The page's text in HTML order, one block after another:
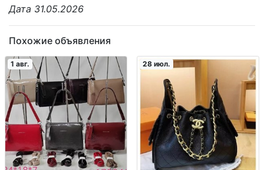
Дата 31.05.2026
Похожие объявления
1 авг. 28 июл.